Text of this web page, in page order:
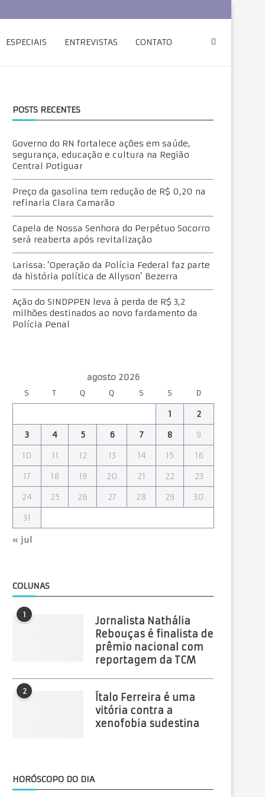
ESPECIAIS ENTREVISTAS CONTATO
POSTS RECENTES
Governo do RN fortalece ações em saúde,
segurança, educação e cultura na Região
Central Potiguar
Preço da gasolina tem redução de R$ 0,20 na
refinaria Clara Camarão
Capela de Nossa Senhora do Perpétuo Socorro
será reaberta após revitalização
Larissa: ‘Operação da Polícia Federal faz parte
da história política de Allyson’ Bezerra
Ação do SINDPPEN leva à perda de R$ 3,2
milhões destinados ao novo fardamento da
Polícia Penal
agosto 2026
S T Q Q S S D
1
2
3
4 5 6 7 8
9
10
11 12 13 14 15
16
17
18 19 20 21 22
23
24
25 26 27 28 29
30
31
« jul
COLUNAS
1
Jornalista Nathália
Rebouças é finalista de
prêmio nacional com
reportagem da TCM
2
Ítalo Ferreira é uma
vitória contra a
xenofobia sudestina
HORÓSCOPO DO DIA